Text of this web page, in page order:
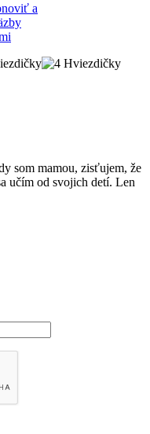
a
som mamou, zisťujem, že
učím od svojich detí. Len